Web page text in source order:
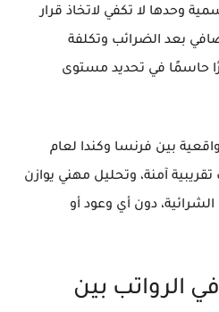
وحدها لا تكفي لاتخاذ قرار
بعد الضرائب وتكلفة
حاسمًا في تحديد مستوى
بين فرنسا وكندا لعام
تقريبية آمنة، وتحليل مهني يوازن
الشرائية، دون أي وعود أو
الرواتب بين